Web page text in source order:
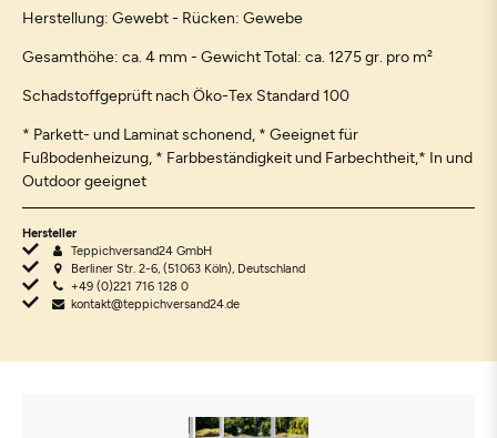
Herstellung: Gewebt - Rücken: Gewebe
Gesamthöhe: ca. 4 mm - Gewicht Total: ca. 1275 gr. pro m²
Schadstoffgeprüft nach Öko-Tex Standard 100
* Parkett- und Laminat schonend, * Geeignet für
Fußbodenheizung, * Farbbeständigkeit und Farbechtheit,* In und
Outdoor geeignet
Hersteller
Teppichversand24 GmbH
Berliner Str. 2-6, (51063 Köln), Deutschland
+49 (0)221 716 128 0
kontakt@teppichversand24.de